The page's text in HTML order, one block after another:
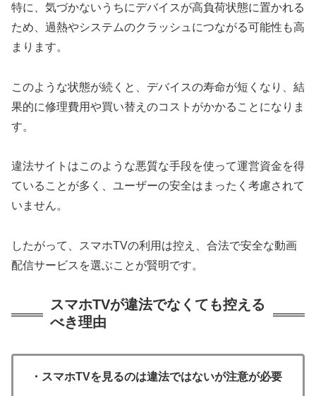
特に、気づかないうちにデバイスが高負荷状態に置かれる
ため、過熱やシステムのクラッシュにつながる可能性も高
まります。
このような状態が続くと、デバイスの寿命が短くなり、結
果的に修理費用や買い替えのコストがかかることになりま
す。
違法サイトはこのような悪質な手段を使って運営資金を得
ていることが多く、ユーザーの安全はまったく考慮されて
いません。
したがって、スマホTVの利用は控え、合法で安全な動画
配信サービスを選ぶことが賢明です。
スマホTVが違法でなくても控える
べき理由
・スマホTVを見るのは違法ではないが注意が必要